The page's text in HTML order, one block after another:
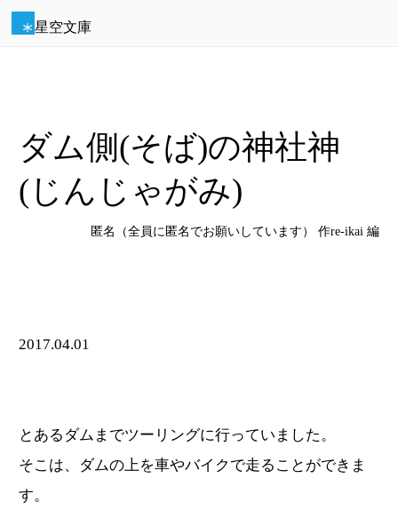
星空文庫
ダム側(そば)の神社神
(じんじゃがみ)
匿名（全員に匿名でお願いしています） 作re-ikai 編
2017.04.01
とあるダムまでツーリングに行っていました。
そこは、ダムの上を車やバイクで走ることができま
す。